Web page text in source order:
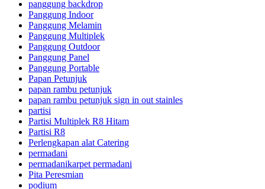
panggung backdrop
Panggung Indoor
Panggung Melamin
Panggung Multiplek
Panggung Outdoor
Panggung Panel
Panggung Portable
Papan Petunjuk
papan rambu petunjuk
papan rambu petunjuk sign in out stainles
partisi
Partisi Multiplek R8 Hitam
Partisi R8
Perlengkapan alat Catering
permadani
permadanikarpet permadani
Pita Peresmian
podium